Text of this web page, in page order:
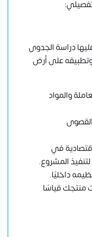
دراسة الجدوى
وتطبيقه على أرض
والمواد
في
المشروع.
داخليًا.
منتجك قياسًا